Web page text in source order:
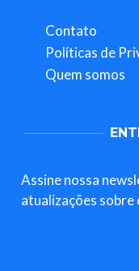
Contato
Políticas de
Quem somos
Assine nossa
atualizações sobre